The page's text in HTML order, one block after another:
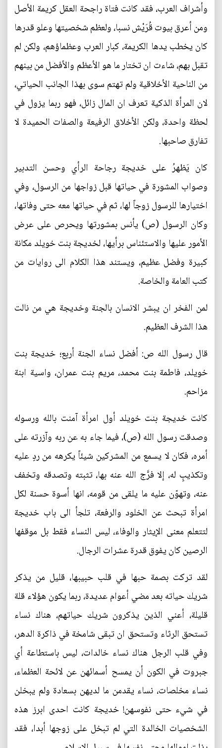
وأشراف العرب، فقد كانت فتاة راجحة العقل كريمة الأصل
ومن أعرق بيوت قُرَيْش نسبا، ولعظم شخصيتها وعلو قدرها
كان يخطب يدها الكريمة، كبار العرب وعظماؤهم، ولكن لم
تقبل بهم، شاءت ان تختار ما هو الأعظم والأفضل من بينهم
من الناحية الأخلاقية ولم تهتم سوى بهذا الجانب الحياتي،
لان المرأة الذكية تعرف ان المال زائل، فهو ربما يزول في
لحظة واحدة، ولكن الأخلاق الرفيعة والصفات الحميدة لا
تفارق صاحبها.
كان يَظهرُ على خديجة رجاحة الرأي وحسن التدبير
وصواب المشورة في حياتها قبل زواجها من الرسول، وفي
اختيارها للرسول زوجاً لها، ثم في حياتها معه حتى وفاتها،
وكان الرسول (ص) يأنس بمشورتها ويحرص على عرض
الأمور عليها والاستئناس برأيها، لخديجة بنت خويلد مكانة
كبيرة وفضل عظيم، ويستند هذا الكلام الى روايات من
كتب العامة والخاصة.
لمن الفخر ان يبشر الانسان بالجنة وخديجة هي من نالت
هذا الشرف العظيم.
قال رسول الله ص: أفضل نساء الجنة أربع؛ خديجة بنت
خويلد، فاطمة بنت محمد، مريم بنت عمران، واسية ابنة
مزاحم.
كانت خديجة بنت خويلد أول امرأة آمنت بالله ورسوله
وصدقت رسول الله (ص)، فيما جاء به عن ربه وآزرته على
أمره، فكان لا يسمع من المشركين شيئاً يكرهه من ردٍ عليه
وتكذيبٍ له، إلا فرَّج الله عنه بها، تثبته وتصدقه وتخفف
عنه، وتهوّن عليه ما يلقى من قومه، انها أسوة حسنة لكل
امرأة تبحث عن الخلود والرفعة، تلجأ الى باب خديجة
لتتعلم معنى الإيثار والوفاء، ليس النساء فقط بل موقفها
الرصين كان يفوق قدرة عشرات الرجال.
لقد تركت بصمة حبها في قلب حبيبها، قليل من يذكر
شريك حياته بعد مضي أعوام عديدة، ربما يكون هؤلاء قلة
قليلة، أعني الذين يذكرون شريك حياتهم، هناك نساء
تستحق الرثاء وتستحق ان تبقى شامخة في ذاكرة الدهر،
وفي قلب الرجل هناك نساء خالدات، ليس باستطاعة أي
جبروت في الكون أن يمسح أسمائهن عن لائحة العظماء،
نساء مخلصات، نساء يقدمن ما لديهن بسعادة ولم يبخلن
في شيء حتى نفوسهن! خديجة كانت احدى ابرز هذه
الشخصيات الخالدة التي لم تبخل على زوجها أبدا، فقد